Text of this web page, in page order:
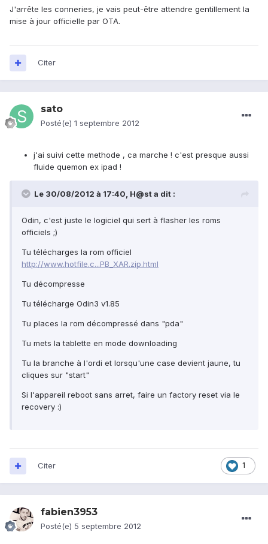
J'arrête les conneries, je vais peut-être attendre gentillement la
mise à jour officielle par OTA.
Citer
sato
Posté(e) 1 septembre 2012
j'ai suivi cette methode , ca marche ! c'est presque aussi
fluide quemon ex ipad !
Le 30/08/2012 à 17:40, H@st a dit :
Odin, c'est juste le logiciel qui sert à flasher les roms
officiels ;)
Tu télécharges la rom officiel
http://www.hotfile.c...PB_XAR.zip.html
Tu décompresse
Tu télécharge Odin3 v1.85
Tu places la rom décompressé dans "pda"
Tu mets la tablette en mode downloading
Tu la branche à l'ordi et lorsqu'une case devient jaune, tu
cliques sur "start"
Si l'appareil reboot sans arret, faire un factory reset via le
recovery :)
1
Citer
fabien3953
Posté(e) 5 septembre 2012